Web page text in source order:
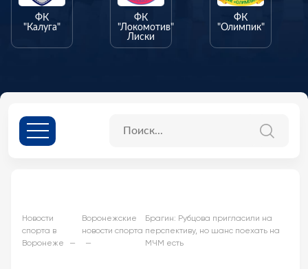
ФК
"Калуга"
ФК
"Локомотив"
Лиски
ФК
"Олимпик"
Новости
спорта в
Воронеже
Воронежские
новости спорта
Брагин: Рубцова пригласили на
перспективу, но шанс поехать на
МЧМ есть